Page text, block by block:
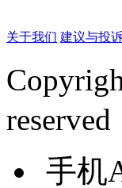
关于我们 建议与投
reserved
手机